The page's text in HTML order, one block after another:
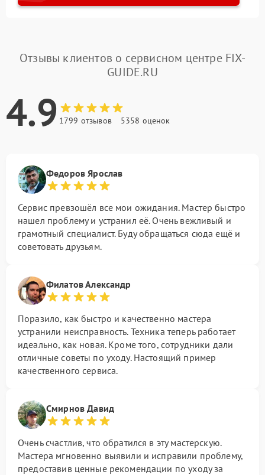
Отзывы клиентов о сервисном центре FIX-
GUIDE.RU
4.9 1799 отзывов 5358 оценок
Федоров Ярослав
Сервис превзошёл все мои ожидания. Мастер быстро
нашел проблему и устранил её. Очень вежливый и
грамотный специалист. Буду обращаться сюда ещё и
советовать друзьям.
Филатов Александр
Поразило, как быстро и качественно мастера
устранили неисправность. Техника теперь работает
идеально, как новая. Кроме того, сотрудники дали
отличные советы по уходу. Настоящий пример
качественного сервиса.
Смирнов Давид
Очень счастлив, что обратился в эту мастерскую.
Мастера мгновенно выявили и исправили проблему,
предоставив ценные рекомендации по уходу за